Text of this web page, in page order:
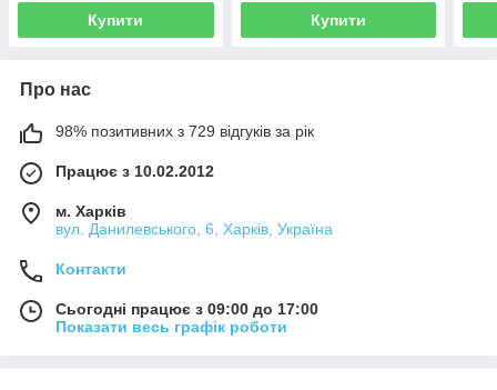
Купити Купити
Про нас
98% позитивних з 729 відгуків за рік
Працює з 10.02.2012
м. Харків
вул. Данилевського, 6, Харків, Україна
Контакти
Сьогодні працює з 09:00 до 17:00
Показати весь графік роботи